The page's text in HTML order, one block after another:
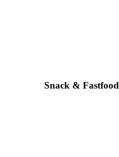
Snack & Fastfood